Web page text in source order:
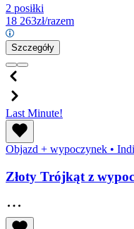
2 posiłki
18 263zł/razem
Szczegóły
Last Minute!
Objazd + wypoczynek •
Złoty Trójkąt z